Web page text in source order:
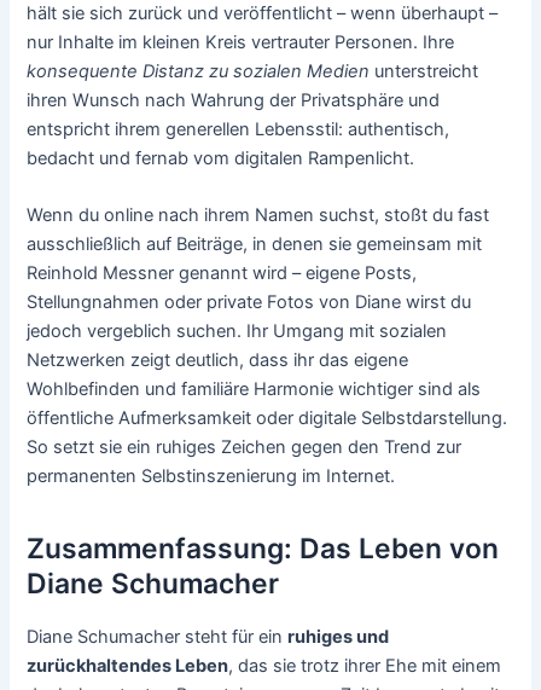
hält sie sich zurück und veröffentlicht – wenn überhaupt –
nur Inhalte im kleinen Kreis vertrauter Personen. Ihre
konsequente Distanz zu sozialen Medien unterstreicht
ihren Wunsch nach Wahrung der Privatsphäre und
entspricht ihrem generellen Lebensstil: authentisch,
bedacht und fernab vom digitalen Rampenlicht.
Wenn du online nach ihrem Namen suchst, stoßt du fast
ausschließlich auf Beiträge, in denen sie gemeinsam mit
Reinhold Messner genannt wird – eigene Posts,
Stellungnahmen oder private Fotos von Diane wirst du
jedoch vergeblich suchen. Ihr Umgang mit sozialen
Netzwerken zeigt deutlich, dass ihr das eigene
Wohlbefinden und familiäre Harmonie wichtiger sind als
öffentliche Aufmerksamkeit oder digitale Selbstdarstellung.
So setzt sie ein ruhiges Zeichen gegen den Trend zur
permanenten Selbstinszenierung im Internet.
Zusammenfassung: Das Leben von
Diane Schumacher
Diane Schumacher steht für einruhiges und
zurückhaltendes Leben, das sie trotz ihrer Ehe mit einem